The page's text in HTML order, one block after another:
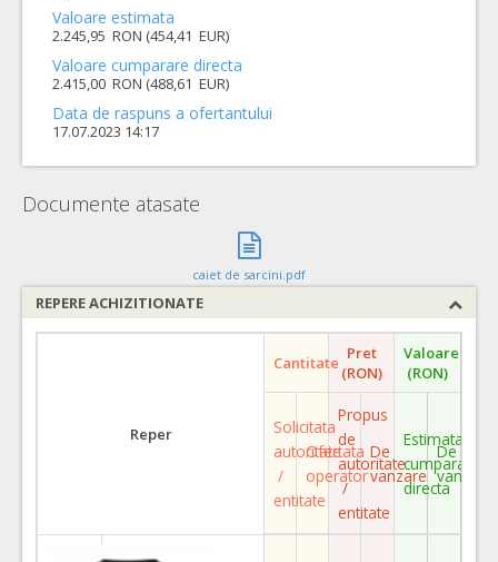
Valoare estimata
2.245,95 RON (454,41 EUR)
Valoare cumparare directa
2.415,00 RON (488,61 EUR)
Data de raspuns a ofertantului
17.07.2023 14:17
Documente atasate
caiet de sarcini.pdf
REPERE ACHIZITIONATE
Reper
Cantitate Pret
(RON)
Valoare
(RON)
Solicitata
autoritate
/
entitate
Ofertata
operator
Propus
de
autoritate
/
entitate
De
vanzare
Estimata
cumparare
directa
De
vanzare